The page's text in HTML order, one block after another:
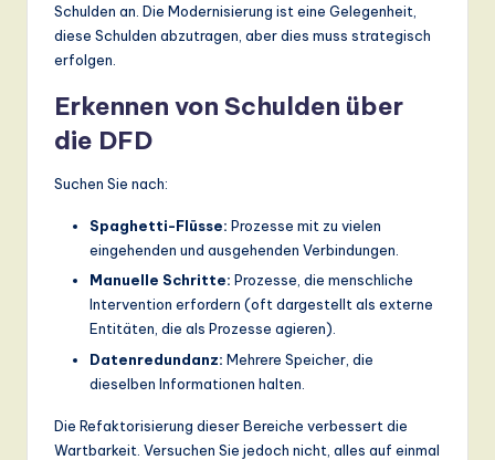
Schulden an. Die Modernisierung ist eine Gelegenheit,
diese Schulden abzutragen, aber dies muss strategisch
erfolgen.
Erkennen von Schulden über
die DFD
Suchen Sie nach:
Spaghetti-Flüsse: Prozesse mit zu vielen
eingehenden und ausgehenden Verbindungen.
Manuelle Schritte: Prozesse, die menschliche
Intervention erfordern (oft dargestellt als externe
Entitäten, die als Prozesse agieren).
Datenredundanz: Mehrere Speicher, die
dieselben Informationen halten.
Die Refaktorisierung dieser Bereiche verbessert die
Wartbarkeit. Versuchen Sie jedoch nicht, alles auf einmal